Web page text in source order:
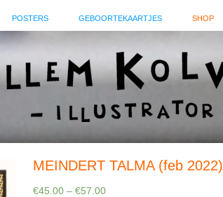
POSTERS GEBOORTEKAARTJES SHOP
MEINDERT TALMA (feb 2022)
€45.00 –€57.00